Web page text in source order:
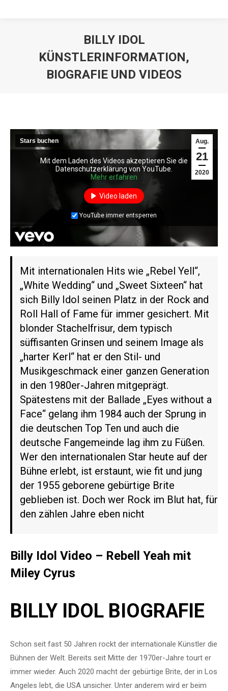
BILLY IDOL
KÜNSTLERINFORMATION,
BIOGRAFIE UND VIDEOS
Aug.
21
2020
Stars buchen
Mit internationalen Hits wie „Rebel Yell“,
„White Wedding“ und „Sweet Sixteen“ hat
sich Billy Idol seinen Platz in der Rock and
Roll Hall of Fame für immer gesichert. Mit
blonder Stachelfrisur, dem typisch
süffisanten Grinsen und seinem Image als
„harter Kerl“ hat er den Stil- und
Musikgeschmack einer ganzen Generation
in den 1980er-Jahren mitgeprägt.
Spätestens mit der Ballade „Eyes without a
Face“ gelang ihm 1984 auch der Sprung in
die deutschen Top Ten und auch die
deutsche Fangemeinde lag ihm zu Füßen.
Wer den internationalen Star heute auf der
Bühne erlebt, ist erstaunt, wie fit und jung
der 1955 geborene gebürtige Brite
geblieben ist. Doch wer Rock im Blut hat, für
den zählen Jahre eben nicht
Billy Idol Video – Rebell Yeah mit
Miley Cyrus
Mit dem Laden des Videos akzeptieren Sie die
Datenschutzerklärung von YouTube.
Mehr erfahren
Video laden
YouTube immer entsperren
BILLY IDOL BIOGRAFIE
Schon seit fast 50 Jahren rockt der internationale Künstler die
Bühnen der Welt. Bereits seit Mitte der 1970er-Jahre tourt er
immer wieder. Auch 2020 macht der gebürtige Brite, der in Los
Angeles lebt, die USA unsicher. Unter anderem wird er beim
Mit dem Laden des Videos akzeptieren Sie die
Datenschutzerklärung von YouTube.
Mehr erfahren
Video laden
YouTube immer entsperren
Mit dem Laden des Videos akzeptieren Sie die
Datenschutzerklärung von YouTube.
Mehr erfahren
Video laden
YouTube immer entsperren